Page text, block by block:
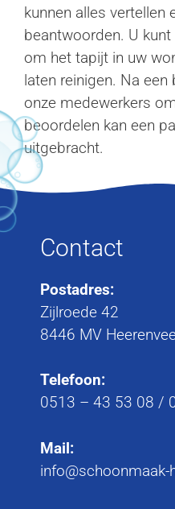
kunnen alles vertellen
beantwoorden. U kunt
om het tapijt in uw
laten reinigen. Na een
onze medewerkers
beoordelen kan een
uitgebracht.
Contact
Postadres:
Zijlroede 42
8446 MV
Telefoon:
0513 – 43 53 08 /
Mail:
info@schoonmaak-